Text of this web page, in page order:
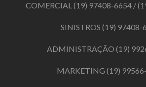
COMERCIAL(19) 97408-6654/
SINISTROS (19) 97408-
ADMINISTRAÇÃO (19)
MARKETING (19)